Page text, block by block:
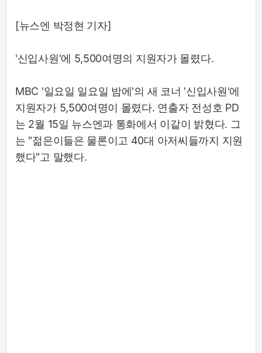
[뉴스엔 박정현 기자]
'신입사원'에 5,500여명의 지원자가 몰렸다.
MBC '일요일 일요일 밤에'의 새 코너 '신입사원'에
지원자가 5,500여명이 몰렸다. 연출자 전성호 PD
는 2월 15일 뉴스엔과 통화에서 이같이 밝혔다. 그
는 "젊은이들은 물론이고 40대 아저씨들까지 지원
했다"고 말했다.